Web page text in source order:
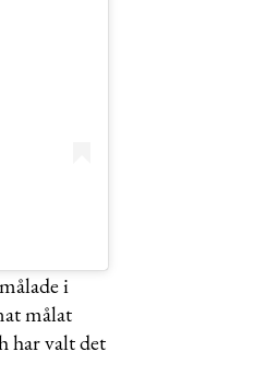
i
målat
har valt det